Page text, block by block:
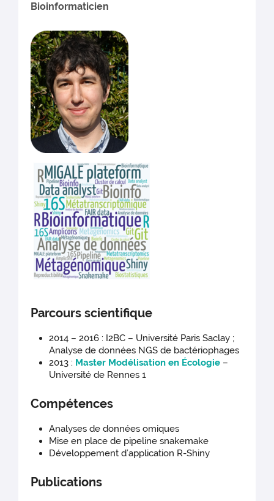
Bioinformaticien
Parcours scientifique
2014 – 2016 : I2BC – Université Paris Saclay ;
Analyse de données NGS de bactériophages
2013 : Master Modélisation en Écologie –
Université de Rennes 1
Compétences
Analyses de données omiques
Mise en place de pipeline snakemake
Développement d’application R-Shiny
Publications